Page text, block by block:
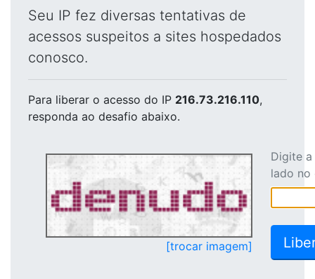
Seu IP fez diversas tentativas de
acessos suspeitos a sites hospedados
conosco.
Para liberar o acesso do IP 216.73.216.110,
responda ao desafio abaixo.
[trocar imagem]
Digite
lado no